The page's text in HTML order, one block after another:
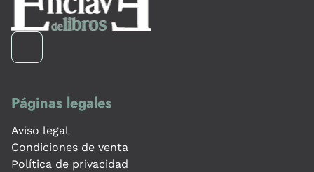
Páginas legales
Aviso legal
Condiciones de venta
Política de privacidad